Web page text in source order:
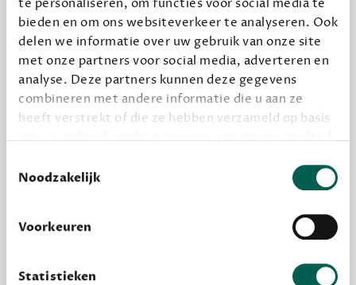
te personaliseren, om functies voor social media te
bieden en om ons websiteverkeer te analyseren. Ook
delen we informatie over uw gebruik van onze site
met onze partners voor social media, adverteren en
analyse. Deze partners kunnen deze gegevens
combineren met andere informatie die u aan ze
heeft verstrekt of die ze hebben verzameld op basis
grondslag gebeurt, en er niet onnodig data van je
wordt verwerkt. Gevoelige persoonsgegevens delen
Noodzakelijk
Voorkeuren
Statistieken
Alles van Dewey Free
Word een bovengemiddelde lezer met 6 boeken
per jaar
Vooraf een tipje van de sluier, zodat je kunt